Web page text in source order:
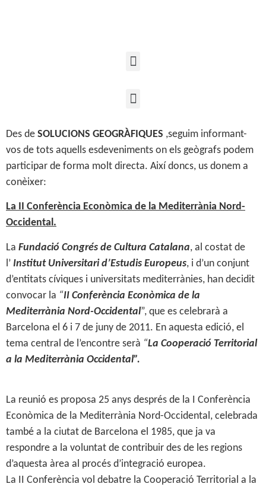
Des de SOLUCIONS GEOGRÀFIQUES ,seguim informant-
vos de tots aquells esdeveniments on els geògrafs podem
participar de forma molt directa. Així doncs, us donem a
conèixer:
La II Conferència Econòmica de la Mediterrània Nord-
Occidental.
La Fundació Congrés de Cultura Catalana, al costat de
l’ Institut Universitari d’Estudis Europeus, i d’un conjunt
d’entitats cíviques i universitats mediterrànies, han decidit
convocar la “II Conferència Econòmica de la
Mediterrània Nord-Occidental”, que es celebrarà a
Barcelona el 6 i 7 de juny de 2011. En aquesta edició, el
tema central de l’encontre serà “La Cooperació Territorial
a la Mediterrània Occidental”.
La reunió es proposa 25 anys després de la I Conferència
Econòmica de la Mediterrània Nord-Occidental, celebrada
també a la ciutat de Barcelona el 1985, que ja va
respondre a la voluntat de contribuir des de les regions
d’aquesta àrea al procés d’integració europea.
La II Conferència vol debatre la Cooperació Territorial a la